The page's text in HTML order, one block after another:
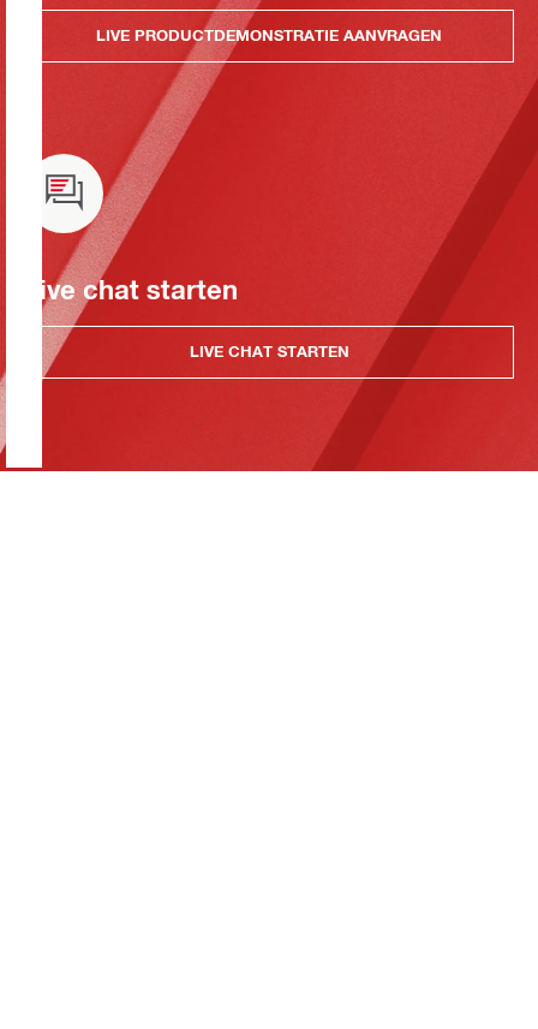
LIVE PRODUCTDEMONSTRATIE AANVRAGEN
Live chat starten
LIVE CHAT STARTEN